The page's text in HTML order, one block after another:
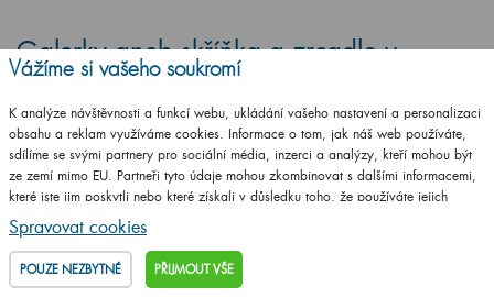
Galerky aneb skříňka a zrcadlo v
jednom
Oblíbenou alternativou zrcadel s policemi jsou
galerky. Díky těmto speciálním koupelnovým
skříňkám získáteprostor k uloženíkartáčků na zuby,
parfémů nebo jiných kosmetických a hygienických
potřeb, ale i potřebnouzrcadlovou plochu
ohledem na co nejefektivnější využití prostoru se
Vážíme si vašeho soukromí
K analýze návštěvnosti a funkcí webu, ukládání vašeho nastavení a personalizaci
obsahu a reklam využíváme cookies. Informace o tom, jak náš web používáte,
sdílíme se svými partnery pro sociální média, inzerci a analýzy, kteří mohou být
ze zemí mimo EU. Partneři tyto údaje mohou zkombinovat s dalšími informacemi,
které jste jim poskytli nebo které získali v důsledku toho, že používáte jejich
služby.
Podrobné informace
Spravovat cookies
POUZE NEZBYTNÉ PŘIJMOUT VŠE